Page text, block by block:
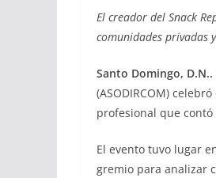
El creador del Snack
comunidades privadas
Santo Domingo, D.N..
(ASODIRCOM)
profesional que contó
El evento tuvo lugar
gremio para analizar